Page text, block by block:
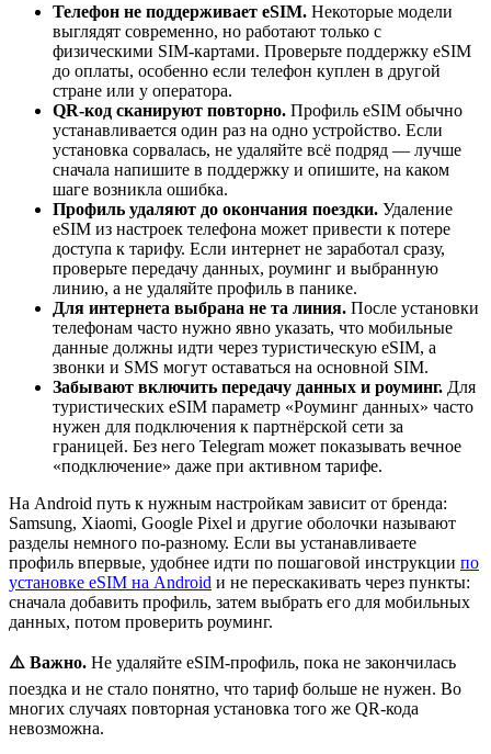
Телефон не поддерживает eSIM. Некоторые модели
выглядят современно, но работают только с
физическими SIM-картами. Проверьте поддержку eSIM
до оплаты, особенно если телефон куплен в другой
стране или у оператора.
QR-код сканируют повторно. Профиль eSIM обычно
устанавливается один раз на одно устройство. Если
установка сорвалась, не удаляйте всё подряд — лучше
сначала напишите в поддержку и опишите, на каком
шаге возникла ошибка.
Профиль удаляют до окончания поездки. Удаление
eSIM из настроек телефона может привести к потере
доступа к тарифу. Если интернет не заработал сразу,
проверьте передачу данных, роуминг и выбранную
линию, а не удаляйте профиль в панике.
Для интернета выбрана не та линия. После установки
телефонам часто нужно явно указать, что мобильные
данные должны идти через туристическую eSIM, а
звонки и SMS могут оставаться на основной SIM.
Забывают включить передачу данных и роуминг. Для
туристических eSIM параметр «Роуминг данных» часто
нужен для подключения к партнёрской сети за
границей. Без него Telegram может показывать вечное
«подключение» даже при активном тарифе.
На Android путь к нужным настройкам зависит от бренда:
Samsung, Xiaomi, Google Pixel и другие оболочки называют
разделы немного по-разному. Если вы устанавливаете
профиль впервые, удобнее идти по пошаговой инструкции по
установке eSIM на Android и не перескакивать через пункты:
сначала добавить профиль, затем выбрать его для мобильных
данных, потом проверить роуминг.
⚠️ Важно. Не удаляйте eSIM-профиль, пока не закончилась
поездка и не стало понятно, что тариф больше не нужен. Во
многих случаях повторная установка того же QR-кода
невозможна.